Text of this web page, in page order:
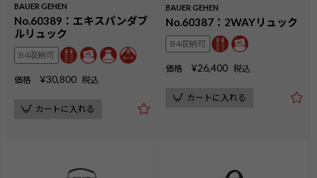
BAUER GEHEN
No.60389：エキスパンダブ
ルリュック
B4収納可
価格 ¥30,800 税込
カートに入れる
BAUER GEHEN
No.60387：2WAYリュック
B4収納可
価格 ¥26,400 税込
カートに入れる